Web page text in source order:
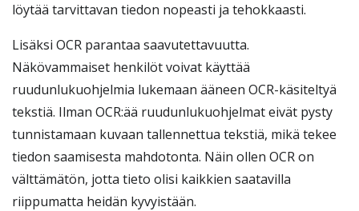
löytää tarvittavan tiedon nopeasti ja tehokkaasti.
Lisäksi OCR parantaa saavutettavuutta.
Näkövammaiset henkilöt voivat käyttää
ruudunlukuohjelmia lukemaan ääneen OCR-käsiteltyä
tekstiä. Ilman OCR:ää ruudunlukuohjelmat eivät pysty
tunnistamaan kuvaan tallennettua tekstiä, mikä tekee
tiedon saamisesta mahdotonta. Näin ollen OCR on
välttämätön, jotta tieto olisi kaikkien saatavilla
riippumatta heidän kyvyistään.